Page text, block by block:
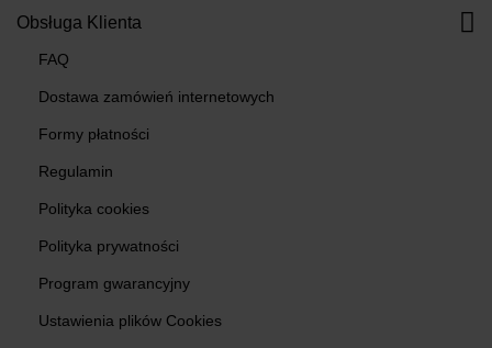
Obsługa Klienta
FAQ
Dostawa zamówień internetowych
Formy płatności
Regulamin
Polityka cookies
Polityka prywatności
Program gwarancyjny
Ustawienia plików Cookies